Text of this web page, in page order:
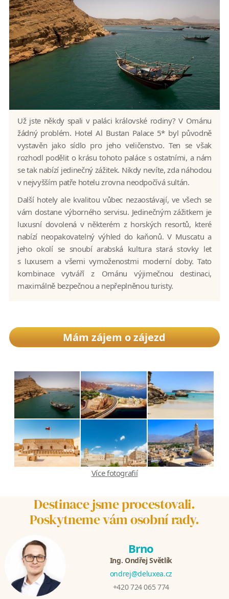
Už jste někdy spali v paláci královské rodiny? V Ománu
žádný problém. Hotel Al Bustan Palace 5* byl původně
vystavěn jako sídlo pro jeho veličenstvo. Ten se však
rozhodl podělit o krásu tohoto paláce s ostatními, a nám
se tak nabízí jedinečný zážitek. Nikdy nevíte, zda náhodou
v nejvyšším patře hotelu zrovna neodpočívá sultán.
Další hotely ale kvalitou vůbec nezaostávají, ve všech se
vám dostane výborného servisu. Jedinečným zážitkem je
luxusní dovolená v některém z horských resortů, které
nabízí neopakovatelný výhled do kaňonů. V Muscatu a
jeho okolí se snoubí arabská kultura stará stovky let
s luxusem a všemi vymoženostmi moderní doby. Tato
kombinace vytváří z Ománu výjimečnou destinaci,
maximálně bezpečnou a nepřeplněnou turisty.
Mám zájem o zájezd
Více fotografií
Destinace jsme procestovali.
Poskytneme vám osobní rady.
Brno
Ing. Ondřej Světlík
ondrej@deluxea.cz
+420 724 065 774